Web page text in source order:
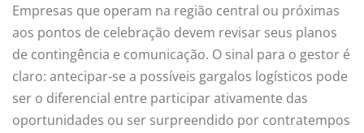
Empresas que operam na região central ou próximas
aos pontos de celebração devem revisar seus planos
de contingência e comunicação. O sinal para o gestor é
claro: antecipar-se a possíveis gargalos logísticos pode
ser o diferencial entre participar ativamente das
oportunidades ou ser surpreendido por contratempos